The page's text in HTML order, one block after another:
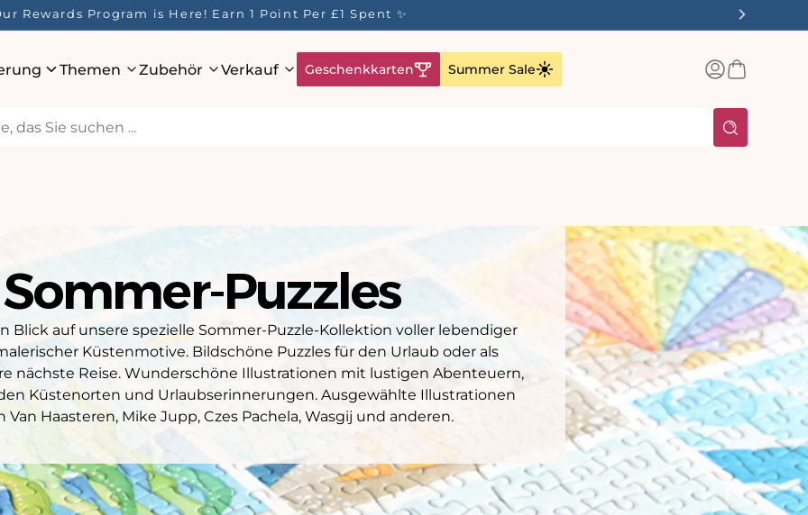
Lieferung für alle Bestellungen innerhalb des Vereinigten Königreichs über 40 £.
Themen Zubehör Verkauf Geschenkkarten Summer Sale Einloggen
Warenkorb
Sommer-Puzzles
Blick auf unsere spezielle Sommer-Puzzle-Kollektion voller lebendiger
Küstenmotive. Bildschöne Puzzles für den Urlaub oder als
nächste Reise. Wunderschöne Illustrationen mit lustigen Abenteuern,
Küstenorten und Urlaubserinnerungen. Ausgewählte Illustrationen
Van Haasteren, Mike Jupp, Czes Pachela, Wasgij und anderen.